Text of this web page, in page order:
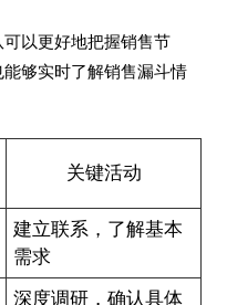
以更好地把握销售节
够实时了解销售漏斗情
关键活动
建立联系，了解基本
需求
深度调研，确认具体